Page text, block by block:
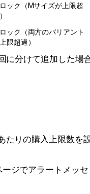
ック（Mサイズが上限超
ック（両方のバリアント
限超過）
に分けて追加した場
たりの購入上限数を
ージでアラートメッセ